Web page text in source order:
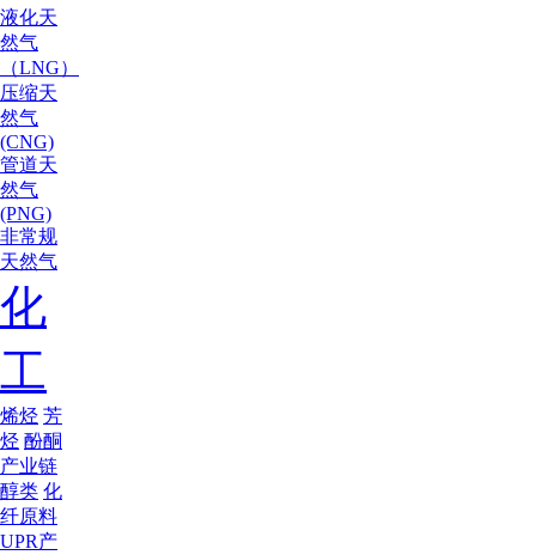
液化天
然气
（LNG）
压缩天
然气
(CNG)
管道天
然气
(PNG)
非常规
天然气
化
工
烯烃 芳
烃 酚酮
产业链
醇类 化
纤原料
UPR产